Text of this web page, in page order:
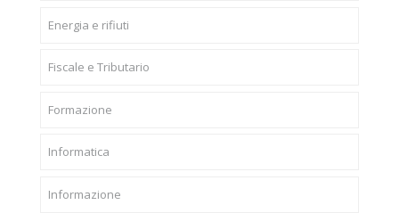
Energia e rifiuti
Fiscale e Tributario
Formazione
Informatica
Informazione